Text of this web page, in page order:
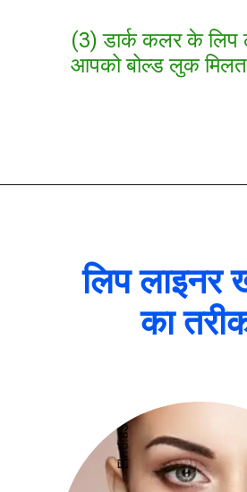
(3) डार्क कलर के लिप
आपको बोल्ड लुक
लिप लाइनर
का